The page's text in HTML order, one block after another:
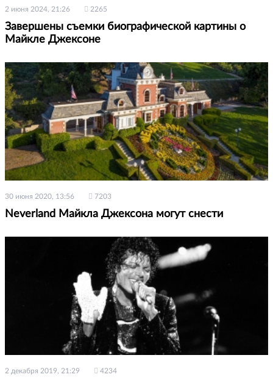
2 июня 2024, 21:26 2265
Завершены съемки биографической картины о
Майкле Джексоне
30 июня 2020, 13:56 7203
Neverland Майкла Джексона могут снести
2 декабря 2019, 21:29 4234